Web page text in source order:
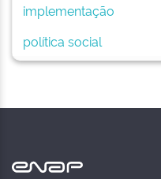
implementação
política social